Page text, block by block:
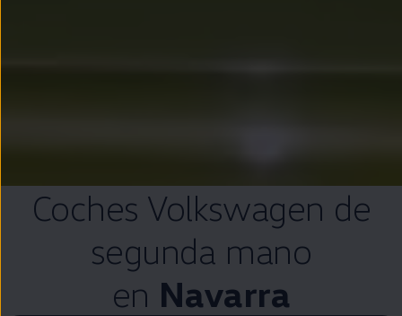
Coches Volkswagen de
segunda mano
en Navarra